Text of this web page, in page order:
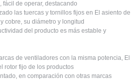
fácil de operar, destacando
las tuercas y tornillos fijos en El asiento de
cobre, su diámetro y longitud
del producto es más estable y
de ventiladores con la misma potencia, El
rotor fijo de los productos
en comparación con otras marcas